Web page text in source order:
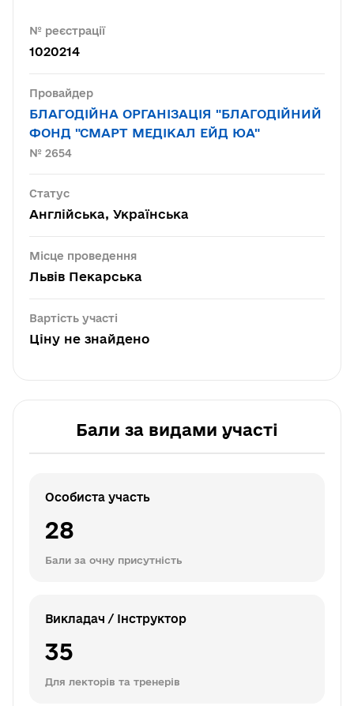
№ реєстрації
1020214
Провайдер
БЛАГОДІЙНА ОРГАНІЗАЦІЯ "БЛАГОДІЙНИЙ
ФОНД "СМАРТ МЕДІКАЛ ЕЙД ЮА"
№ 2654
Статус
Англійська, Українська
Місце проведення
Львів Пекарська
Вартість участі
Ціну не знайдено
Бали за видами участі
Особиста участь
28
Бали за очну присутність
Викладач / Інструктор
35
Для лекторів та тренерів